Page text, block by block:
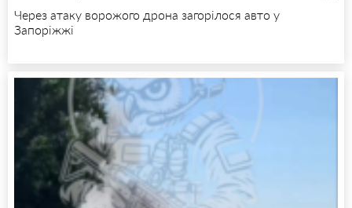
Через атаку ворожого дрона загорілося авто у
Запоріжжі